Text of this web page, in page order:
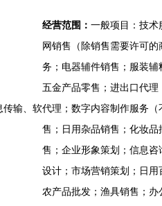
传输、软
经营范围： 一般项目：技术
网销售（除销售需要许可
务；电器辅件销售；服装辅
五金产品零售；进出口代理
代理；数字内容制作服务
售；日用杂品销售；化妆
售；企业形象策划；信息
设计；市场营销策划；日
农产品批发；渔具销售；